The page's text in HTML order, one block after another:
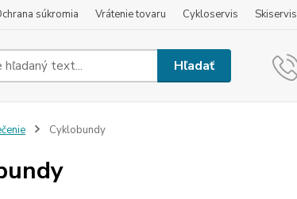
súkromia Vrátenie tovaru Cykloservis Skiservis
Hľadať
Cyklobundy